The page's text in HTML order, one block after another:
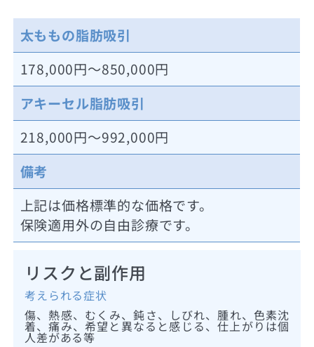
太ももの脂肪吸引
178,000円～850,000円
アキーセル脂肪吸引
218,000円～992,000円
備考
上記は価格標準的な価格です。
保険適用外の自由診療です。
リスクと副作用
考えられる症状
傷、熱感、むくみ、鈍さ、しびれ、腫れ、色素沈
着、痛み、希望と異なると感じる、仕上がりは個
人差がある等